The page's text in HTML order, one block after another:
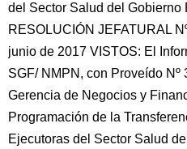
del Sector Salud del Gobierno
RESOLUCIÓN JEFATURAL
junio de 2017 VISTOS: El
SGF/ NMPN, con Proveído Nº
Gerencia de Negocios y
Programación de la
Ejecutoras del Sector Salud